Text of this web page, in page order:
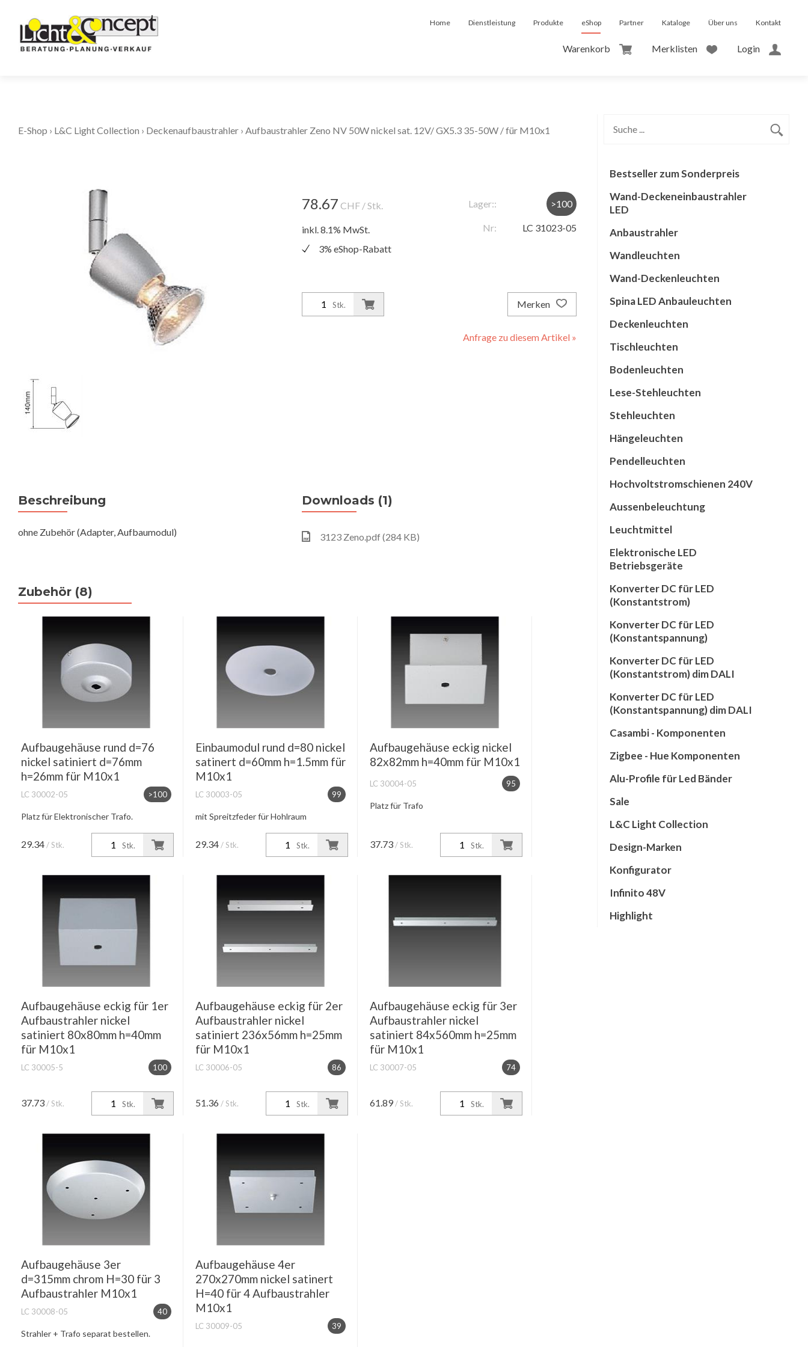
Home Dienstleistung Produkte eShop Partner Kataloge Über uns Kontakt
Warenkorb Merklisten Login
E-Shop › L&C Light Collection › Deckenaufbaustrahler › Aufbaustrahler Zeno NV 50W nickel sat. 12V/ GX5.3 35-50W / für M10x1
78.67 CHF / Stk.
inkl. 8.1% MwSt.
3% eShop-Rabatt
Lager:: >100
Nr: LC 31023-05
Stk. Merken
Anfrage zu diesem Artikel »
Beschreibung
ohne Zubehör (Adapter, Aufbaumodul)
Downloads (1)
3123 Zeno.pdf (284 KB)
Zubehör (8)
Aufbaugehäuse rund d=76
nickel satiniert d=76mm
h=26mm für M10x1
>100
LC 30002-05
Platz für Elektronischer Trafo.
Stk.
29.34 / Stk.
Einbaumodul rund d=80 nickel
satinert d=60mm h=1.5mm für
M10x1
99
LC 30003-05
mit Spreitzfeder für Hohlraum
Stk.
29.34 / Stk.
Aufbaugehäuse eckig nickel
82x82mm h=40mm für M10x1
95
LC 30004-05
Platz für Trafo
Stk.
37.73 / Stk.
Aufbaugehäuse eckig für 1er
Aufbaustrahler nickel
satiniert 80x80mm h=40mm
für M10x1
100
LC 30005-5
Stk.
37.73 / Stk.
Aufbaugehäuse eckig für 2er
Aufbaustrahler nickel
satiniert 236x56mm h=25mm
für M10x1
86
LC 30006-05
Stk.
51.36 / Stk.
Aufbaugehäuse eckig für 3er
Aufbaustrahler nickel
satiniert 84x560mm h=25mm
für M10x1
74
LC 30007-05
Stk.
61.89 / Stk.
Aufbaugehäuse 3er
d=315mm chrom H=30 für 3
Aufbaustrahler M10x1
40
LC 30008-05
Strahler + Trafo separat bestellen.
Aufbaugehäuse 4er
270x270mm nickel satinert
H=40 für 4 Aufbaustrahler
M10x1
39
LC 30009-05
Bestseller zum Sonderpreis
Wand-Deckeneinbaustrahler
LED
Anbaustrahler
Wandleuchten
Wand-Deckenleuchten
Spina LED Anbauleuchten
Deckenleuchten
Tischleuchten
Bodenleuchten
Lese-Stehleuchten
Stehleuchten
Hängeleuchten
Pendelleuchten
Hochvoltstromschienen 240V
Aussenbeleuchtung
Leuchtmittel
Elektronische LED
Betriebsgeräte
Konverter DC für LED
(Konstantstrom)
Konverter DC für LED
(Konstantspannung)
Konverter DC für LED
(Konstantstrom) dim DALI
Konverter DC für LED
(Konstantspannung) dim DALI
Casambi - Komponenten
Zigbee - Hue Komponenten
Alu-Profile für Led Bänder
Sale
L&C Light Collection
Design-Marken
Konfigurator
Infinito 48V
Highlight